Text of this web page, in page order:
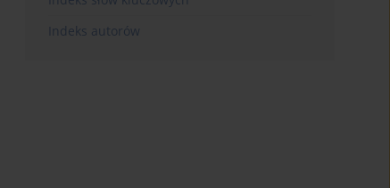
Indeks autorów